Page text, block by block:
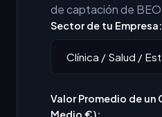
de captación de
Sector de tu Empresa:
Valor Promedio de un
Medio €):